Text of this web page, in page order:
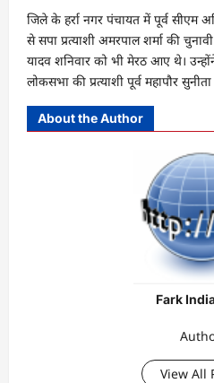
जिले के हर्रा नगर पंचायत में पूर्व सीएम
से सपा प्रत्याशी अमरपाल शर्मा की
यादव शनिवार को भी मेरठ आए थे।
लोकसभा की प्रत्याशी पूर्व महापौर
About the Author
Fark
View All